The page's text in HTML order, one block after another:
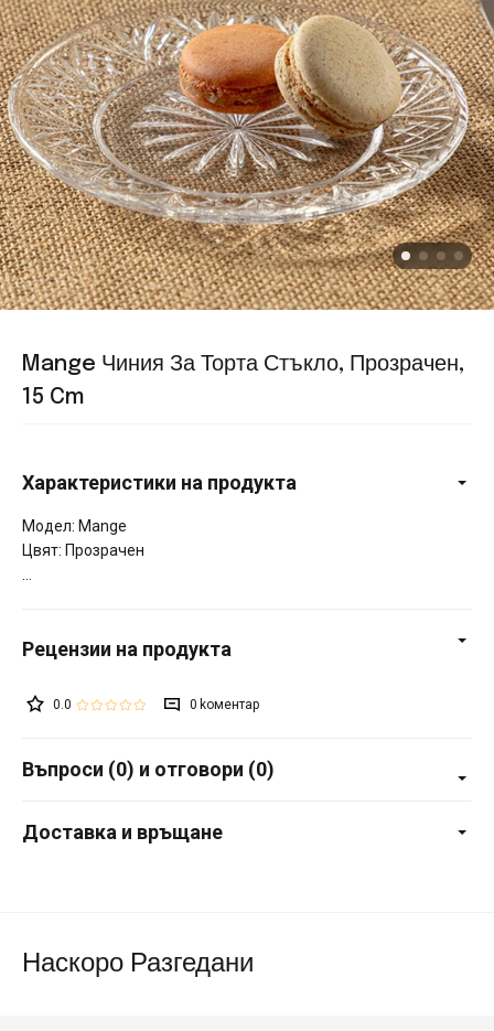
Mange Чиния За Торта Стъкло, Прозрачен,
15 Cm
Характеристики на продукта
Модел: Mange
Цвят: Прозрачен
0.0 0
Въпроси (0) и отговори (0)
Доставка и връщане
Наскоро Разгедани